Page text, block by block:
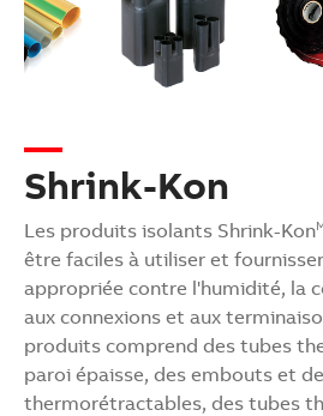
Shrink-Kon
Les produits isolants Shrink-Kon
être faciles à utiliser et
appropriée contre l'humidité, la
aux connexions et aux
produits comprend des tubes
paroi épaisse, des embouts et
thermorétractables, des tubes